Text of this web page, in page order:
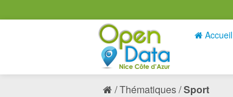
Accueil
Thématiques Sport